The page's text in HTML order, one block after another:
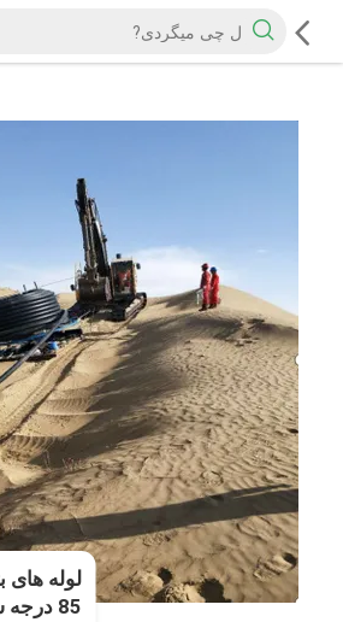
85 درجه سانتیگراد با مقاومت عالی در برابر خوردگی